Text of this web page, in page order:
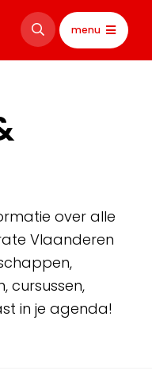
menu
over alle
Vlaanderen
cursussen,
in je agenda!